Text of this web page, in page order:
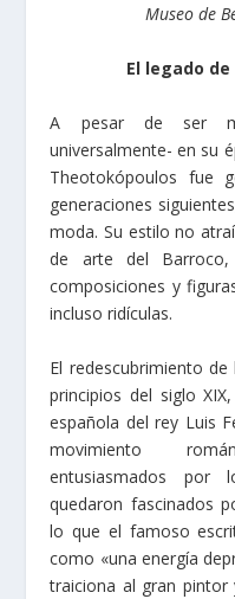
Museo de
El legado
A pesar de ser
universalmente- en su
Theotokópoulos fue
generaciones
moda. Su estilo no
de arte del Barroco,
composiciones y
incluso ridículas.
El redescubrimiento
principios del siglo
española del rey Luis
movimiento
entusiasmados
quedaron fascinados
lo que el famoso
como «una energía
traiciona al gran pintor